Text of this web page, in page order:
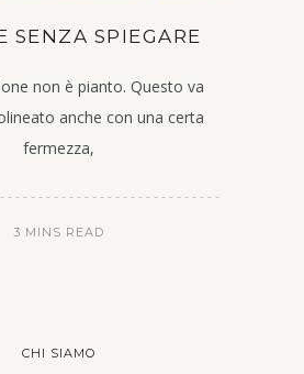
SENZA SPIEGARE
non è pianto. Questo va
anche con una certa
fermezza,
3 MINS READ
CHI SIAMO